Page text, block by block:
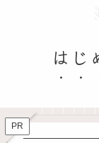
はじ
PR